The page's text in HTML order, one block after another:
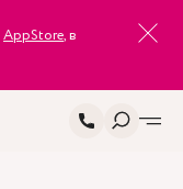
AppStore, в